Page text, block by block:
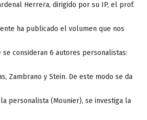
Herrera, dirigido por su IP, el prof.
ha publicado el volumen que nos
consideran 6 autores personalistas:
Zambrano y Stein. De este modo se da
personalista (Mounier), se investiga la